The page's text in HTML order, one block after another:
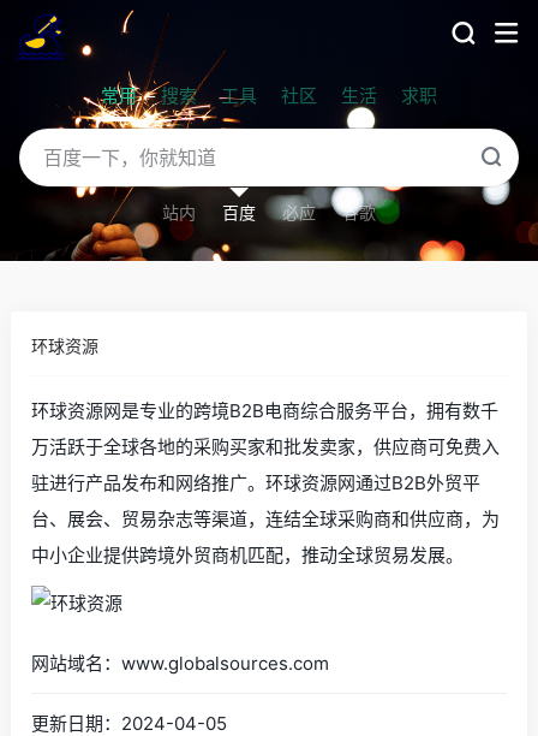
常用 搜索 工具 社区 生活 求职
站内 百度 必应 谷歌
环球资源
环球资源网是专业的跨境B2B电商综合服务平台，拥有数千
万活跃于全球各地的采购买家和批发卖家，供应商可免费入
驻进行产品发布和网络推广。环球资源网通过B2B外贸平
台、展会、贸易杂志等渠道，连结全球采购商和供应商，为
中小企业提供跨境外贸商机匹配，推动全球贸易发展。
网站域名：www.globalsources.com
更新日期：2024-04-05